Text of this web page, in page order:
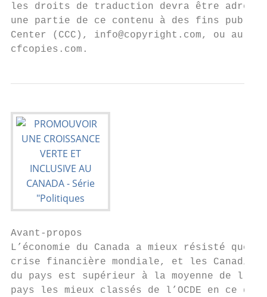
les droits de traduction devra être
une partie de ce contenu à des fins
Center (CCC), info@copyright.com, ou
cfcopies.com.
Avant-propos
L’économie du Canada a mieux résisté que
crise financière mondiale, et les
du pays est supérieur à la moyenne de
pays les mieux classés de l’OCDE en ce